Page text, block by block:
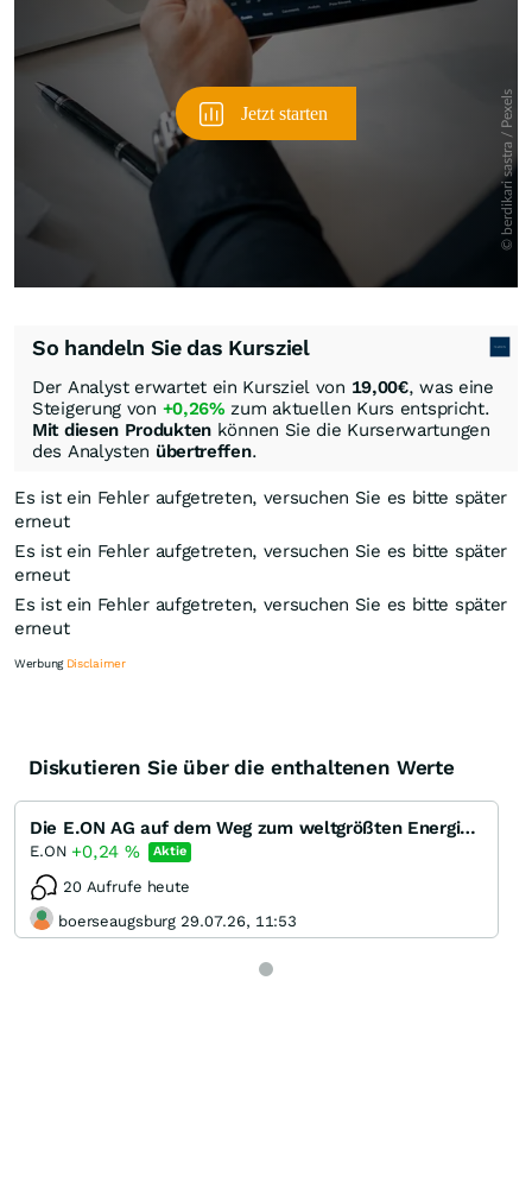
So handeln Sie das Kursziel
Der Analyst erwartet ein Kursziel von 19,00€, was eine
Steigerung von +0,26% zum aktuellen Kurs entspricht.
Mit diesen Produkten können Sie die Kurserwartungen
des Analysten übertreffen.
Es ist ein Fehler aufgetreten, versuchen Sie es bitte später
erneut
Es ist ein Fehler aufgetreten, versuchen Sie es bitte später
erneut
Es ist ein Fehler aufgetreten, versuchen Sie es bitte später
erneut
Knock-Out-Suche
Optionsschein-Suche
Zertifikate-Suche
Werbung Disclaimer
Diskutieren Sie über die enthaltenen Werte
Die E.ON AG auf dem Weg zum weltgrößten Energieversorger
E.ON +0,24 % Aktie
20 Aufrufe heute
boerseaugsburg 29.07.26, 11:53